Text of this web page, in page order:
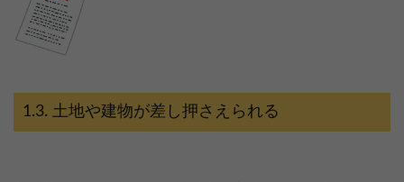
土地や建物が差し押さえられる